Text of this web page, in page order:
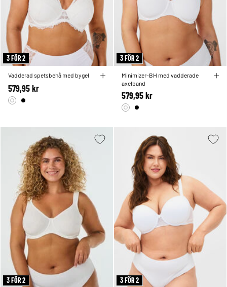
3 FÖR 2
Vadderad spetsbehå med bygel
579,95 kr
3 FÖR 2
Minimizer-BH med vadderade
axelband
579,95 kr
3 FÖR 2 3 FÖR 2